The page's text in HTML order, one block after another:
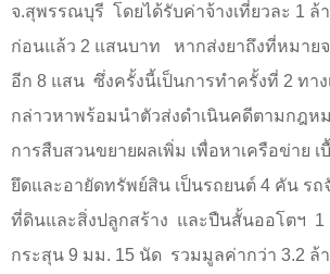
จ.สุพรรณบุรี โดยได้รับค่าจ้างเที่ยวละ 1 ล้
ก่อนแล้ว 2 แสนบาท
หากส่งยาถึงที่หมาย
อีก 8 แสน ซึ่งครั้งนี้เป็นการทำครั้งที่ 2 ทา
กล่าวหาพร้อมนำตัวส่งดำเนินคดีตามกฎห
การสืบสวนขยายผลเพิ่ม เพื่อหาเครือข่าย เ
ยึดและอายัดทรัพย์สิน เป็นรถยนต์ 4 คัน รถ
ที่ดินและสิ่งปลูกสร้าง และปืนสั้นออโตฯ 1
กระสุน 9 มม. 15 นัด รวมมูลค่ากว่า 3.2 ล้